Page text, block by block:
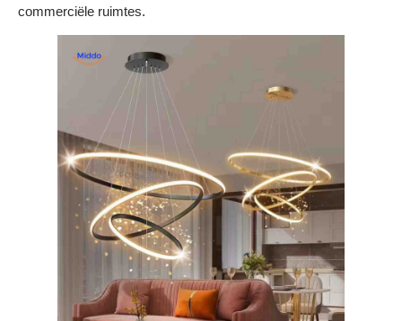
commerciële ruimtes.